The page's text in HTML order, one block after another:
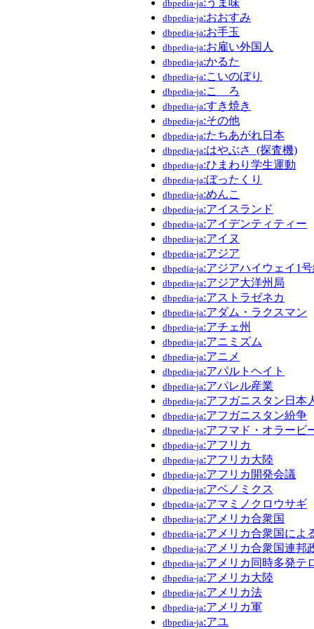
dbpedia-ja
dbpedia-ja:おおすみ
dbpedia-ja:お手玉
dbpedia-ja:お雇い外国人
dbpedia-ja:かるた
dbpedia-ja:こいのぼり
dbpedia-ja:こゝろ
dbpedia-ja:すき焼き
dbpedia-ja:その他
dbpedia-ja:たちあがれ日本
dbpedia-ja:はやぶさ_(探査機)
dbpedia-ja:ひまわり学生運動
dbpedia-ja:ぼったくり
dbpedia-ja:めんこ
dbpedia-ja:アイスランド
dbpedia-ja:アイデンティティー
dbpedia-ja:アイヌ
dbpedia-ja:アジア
dbpedia-ja:アジアハイウェイ1
dbpedia-ja:アジア大洋州局
dbpedia-ja:アストラゼネカ
dbpedia-ja:アダム・ラクスマン
dbpedia-ja:アチェ州
dbpedia-ja:アニミズム
dbpedia-ja:アニメ
dbpedia-ja:アパルトヘイト
dbpedia-ja:アパレル産業
dbpedia-ja:アフガニスタン日本
dbpedia-ja:アフガニスタン紛争
dbpedia-ja:アフマド・オラービ
dbpedia-ja:アフリカ
dbpedia-ja:アフリカ大陸
dbpedia-ja:アフリカ開発会議
dbpedia-ja:アベノミクス
dbpedia-ja:アマミノクロウサギ
dbpedia-ja:アメリカ合衆国
dbpedia-ja:アメリカ合衆国によ
dbpedia-ja:アメリカ合衆国連邦
dbpedia-ja:アメリカ同時多発テ
dbpedia-ja:アメリカ大陸
dbpedia-ja:アメリカ法
dbpedia-ja:アメリカ軍
dbpedia-ja:アユ